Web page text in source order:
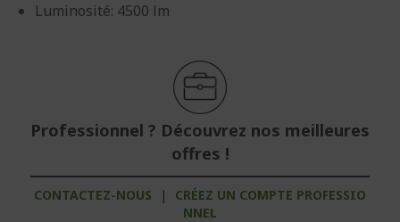
Luminosité: 4500 lm
Professionnel ? Découvrez nos meilleures
offres !
CONTACTEZ-NOUS |
CRÉEZ UN COMPTE PROFESSIO
NNEL